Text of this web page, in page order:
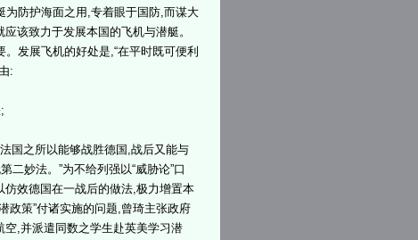
为防护海面之用,专着眼于国防,而谋大
该致力于发展本国的飞机与潜艇。
发展飞机的好处是,“在平时既可便利
:
国之所以能够战胜德国,战后又能与
二妙法。”为不给列强以“威胁论”口
仿效德国在一战后的做法,极力增置本
政策”付诸实施的问题,曾琦主张政府
空,并派遣同数之学生赴英美学习潜